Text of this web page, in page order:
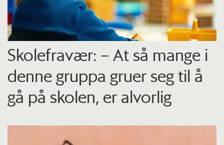
Skolefravær: – At så mange i
denne gruppa gruer seg til å
gå på skolen, er alvorlig